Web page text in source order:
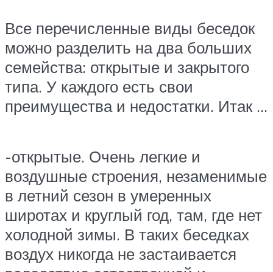
Все перечисленные виды беседок
можно разделить на два больших
семейства: открытые и закрытого
типа. У каждого есть свои
преимущества и недостатки. Итак …
-открытые. Очень легкие и
воздушные строения, незаменимые
в летний сезон в умеренных
широтах и круглый год, там, где нет
холодной зимы. В таких беседках
воздух никогда не застаивается